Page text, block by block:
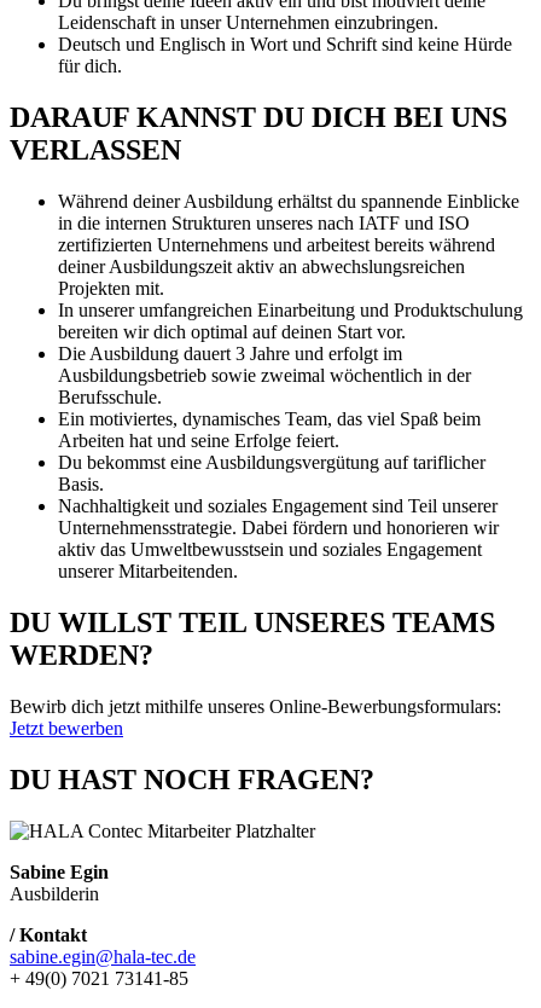
Leidenschaft in unser Unternehmen einzubringen.
Deutsch und Englisch in Wort und Schrift sind keine Hürde
für dich.
DARAUF KANNST DU DICH BEI UNS
VERLASSEN
Während deiner Ausbildung erhältst du spannende Einblicke
in die internen Strukturen unseres nach IATF und ISO
zertifizierten Unternehmens und arbeitest bereits während
deiner Ausbildungszeit aktiv an abwechslungsreichen
Projekten mit.
In unserer umfangreichen Einarbeitung und Produktschulung
bereiten wir dich optimal auf deinen Start vor.
Die Ausbildung dauert 3 Jahre und erfolgt im
Ausbildungsbetrieb sowie zweimal wöchentlich in der
Berufsschule.
Ein motiviertes, dynamisches Team, das viel Spaß beim
Arbeiten hat und seine Erfolge feiert.
Du bekommst eine Ausbildungsvergütung auf tariflicher
Basis.
Nachhaltigkeit und soziales Engagement sind Teil unserer
Unternehmensstrategie. Dabei fördern und honorieren wir
aktiv das Umweltbewusstsein und soziales Engagement
unserer Mitarbeitenden.
DU WILLST TEIL UNSERES TEAMS
WERDEN?
Bewirb dich jetzt mithilfe unseres Online-Bewerbungsformulars:
Jetzt bewerben
DU HAST NOCH FRAGEN?
Sabine Egin
Ausbilderin
/ Kontakt
sabine.egin@hala-tec.de
+ 49(0) 7021 73141-85